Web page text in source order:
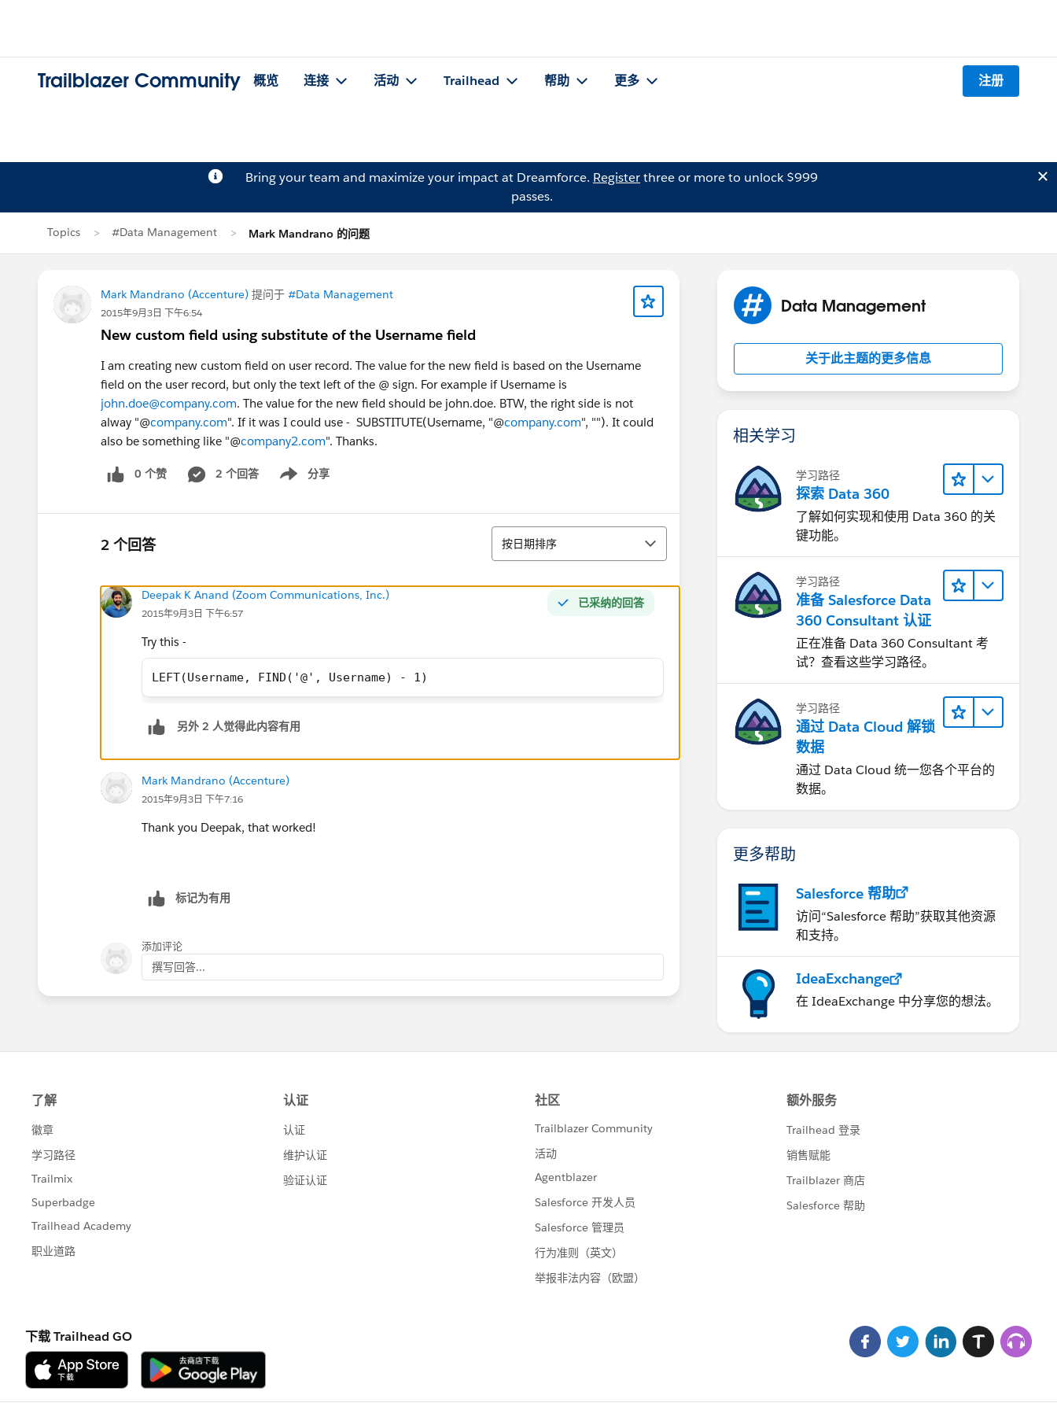
Trailblazer Community 概览 连接 活动 Trailhead 帮助 更多 注册
Bring your team and maximize your impact at Dreamforce. Registerthree or more to unlock $999
passes.
Topics #Data Management Mark Mandrano 的问题
Mark Mandrano (Accenture) 提问于 #Data Management
2015年9月3日 下午6:54
New custom field using substitute of the Username field
I am creating new custom field on user record. The value for the new field is based on the Username
field on the user record, but only the text left of the @ sign. For example if Username is
john.doe@company.com. The value for the new field should be john.doe. BTW, the right side is not
alway "@company.com". If it was I could use - SUBSTITUTE(Username, "@company.com", ""). It could
also be something like "@company2.com". Thanks.
0 个赞 2 个回答 分享
Show menu
2 个回答 排序
按日期排序
已采纳的回答
Deepak K Anand (‎‎‎‎‎‎Zoom Communications, Inc.)
2015年9月3日 下午6:57
Try this -
LEFT(Username, FIND('@', Username) - 1)
另外 2 人觉得此内容有用
Mark Mandrano (Accenture)
2015年9月3日 下午7:16
Thank you Deepak, that worked!
标记为有用
添加评论
撰写回答...
Data Management
关于此主题的更多信息
相关学习
学习路径
探索 Data 360
了解如何实现和使用 Data 360 的关
键功能。
学习路径
准备 Salesforce Data
360 Consultant 认证
正在准备 Data 360 Consultant 考
试？查看这些学习路径。
学习路径
通过 Data Cloud 解锁
数据
通过 Data Cloud 统一您各个平台的
数据。
更多帮助
Salesforce 帮助
访问“Salesforce 帮助”获取其他资源
和支持。
IdeaExchange
在 IdeaExchange 中分享您的想法。